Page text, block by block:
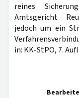
reines
Amtsgericht
jedoch um ein
in: KK-StPO, 7.